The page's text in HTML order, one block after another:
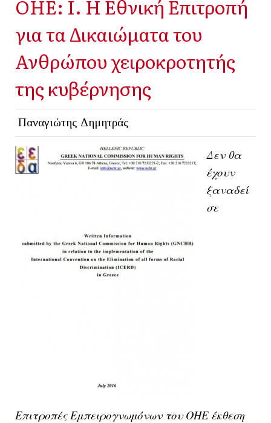
ΟΗΕ: Ι. Η Εθνική Επιτροπή
για τα Δικαιώματα του
Ανθρώπου χειροκροτητής
της κυβέρνησης
Παναγιώτης Δημητράς
Δεν θα
έχουν
ξαναδεί
σε
Επιτροπές Εμπειρογνωμόνων του ΟΗΕ έκθεση